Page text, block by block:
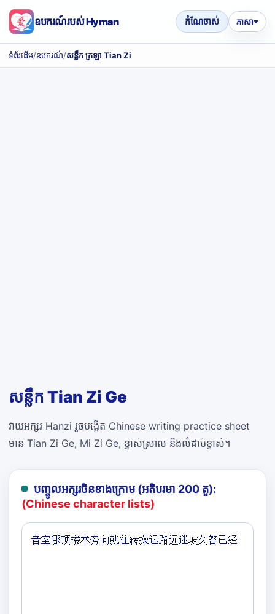
ឧបករណ៍របស់ Hyman កំណែចាស់ ភាសា
ទំព័រដើម/ឧបករណ៍/សន្លឹក ក្រឡា Tian Zi
សន្លឹក Tian Zi Ge
វាយអក្សរ Hanzi រួចបង្កើត Chinese writing practice sheet
មាន Tian Zi Ge, Mi Zi Ge, ខ្ទាស់ស្រាល និងលំដាប់ខ្ទាស់។
បញ្ចូលអក្សរចិនខាងក្រោម (អតិបរមា 200 តួ):
(Chinese character lists)